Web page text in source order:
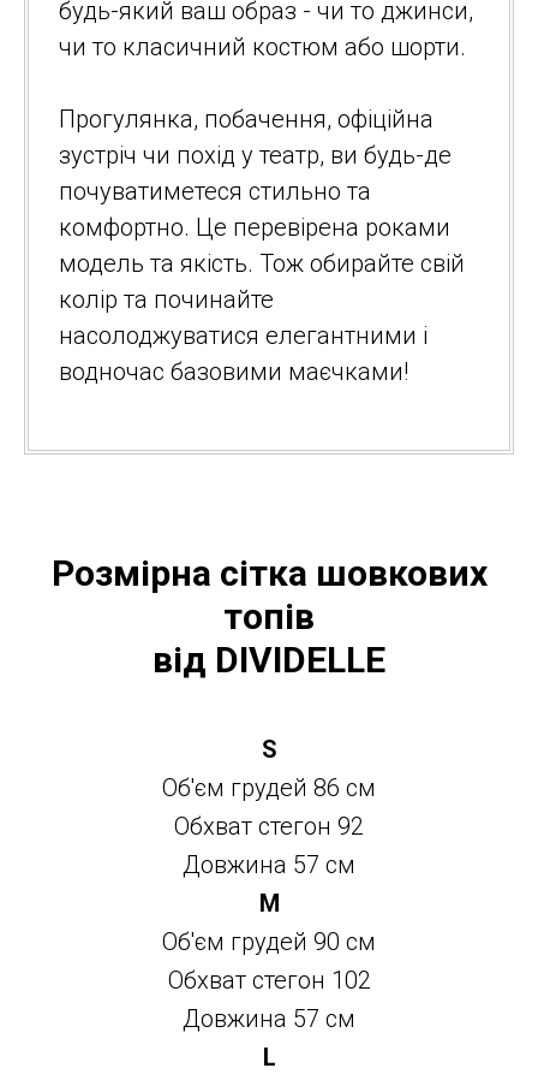
будь-який ваш образ - чи то джинси,
чи то класичний костюм або шорти.
Прогулянка, побачення, офіційна
зустріч чи похід у театр, ви будь-де
почуватиметеся стильно та
комфортно. Це перевірена роками
модель та якість. Тож обирайте свій
колір та починайте
насолоджуватися елегантними і
водночас базовими маєчками!
Розмірна сітка шовкових
топів
від DIVIDELLE
S
Об'єм грудей 86 см
Обхват стегон 92
Довжина 57 см
М
Об'єм грудей 90 см
Обхват стегон 102
Довжина 57 см
L